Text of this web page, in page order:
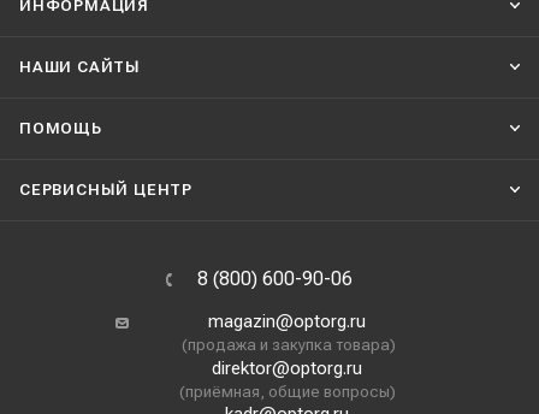
ИНФОРМАЦИЯ
НАШИ CАЙТЫ
ПОМОЩЬ
СЕРВИСНЫЙ ЦЕНТР
8 (800) 600-90-06
magazin@optorg.ru
(продажа и закупка товара)
direktor@optorg.ru
(приёмная, общие вопросы)